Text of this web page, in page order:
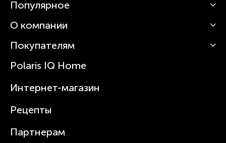
Популярное
Кофемашины
Вертикальные пылесосы
Зубные щетки и ирригаторы
Увлажнители
Посуда
О компании
О Polaris
Статьи
Покупателям
Сервисные центры
Где купить
Polaris IQ Home
Интернет-магазин
Рецепты
Партнерам